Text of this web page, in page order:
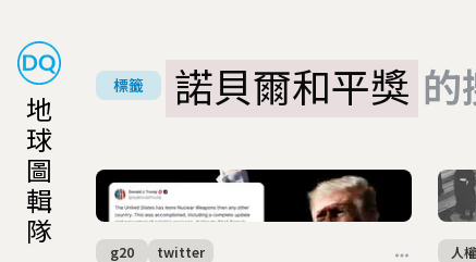
地
球
圖
輯
隊
標籤 諾貝爾和平獎 的
g20 twitter 人權